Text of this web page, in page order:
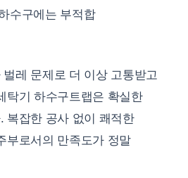
수구에는 부적합
레 문제로 더 이상 고통받고
탁기 하수구트랩은 확실한
복잡한 공사 없이 쾌적한
부로서의 만족도가 정말